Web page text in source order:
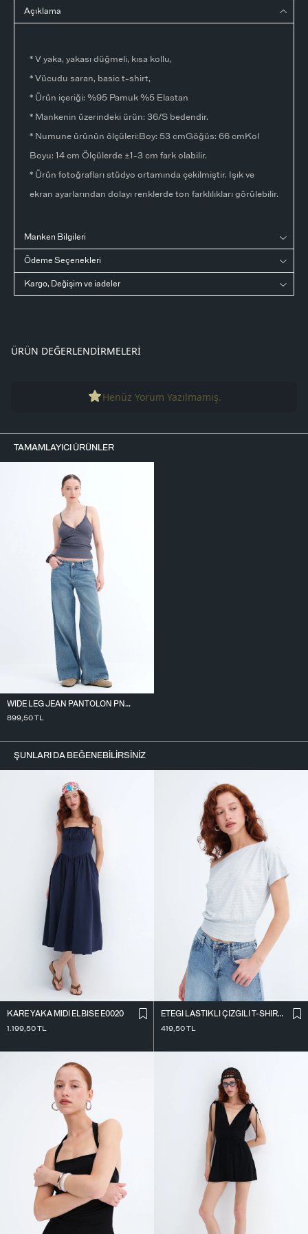
Açıklama
* V yaka, yakası düğmeli, kısa kollu,
* Vücudu saran, basic t-shirt,
* Ürün içeriği: %95 Pamuk %5 Elastan
* Mankenin üzerindeki ürün: 36/S bedendir.
* Numune ürünün ölçüleri:Boy: 53 cmGöğüs: 66 cmKol
Boyu: 14 cm Ölçülerde ±1-3 cm fark olabilir.
* Ürün fotoğrafları stüdyo ortamında çekilmiştir. Işık ve
ekran ayarlarından dolayı renklerde ton farklılıkları görülebilir.
Manken Bilgileri
Ödeme Seçenekleri
Kargo, Değişim ve iadeler
ÜRÜN DEĞERLENDIRMELERI
Henüz Yorum Yazılmamış.
TAMAMLAYICI ÜRÜNLER
WIDE LEG JEAN PANTOLON PN10030
899,50TL
ŞUNLARI DA BEĞENEBILIRSINIZ
KARE YAKA MIDI ELBISE E0020
1.199,50TL
ETEĞI LASTIKLI ÇIZGILI T-SHIRT P10733
419,50TL